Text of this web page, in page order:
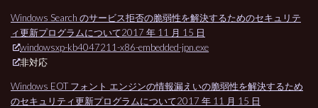
Windows Search のサービス拒否の脆弱性を解決するためのセキュリテ
ィ更新プログラムについて2017 年 11 月 15 日
windowsxp-kb4047211-x86-embedded-jpn.exe
非対応
Windows EOT フォント エンジンの情報漏えいの脆弱性を解決するため
のセキュリティ更新プログラムについて2017 年 11 月 15 日